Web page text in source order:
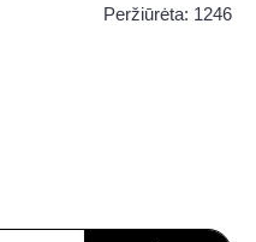
Peržiūrėta: 1246